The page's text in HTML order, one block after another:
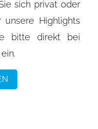
sich privat oder
unsere Highlights
bitte direkt bei